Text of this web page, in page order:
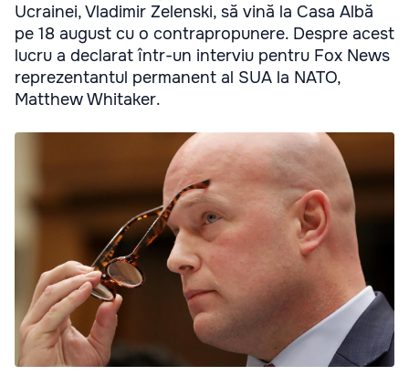
Ucrainei, Vladimir Zelenski, să vină la Casa Albă
pe 18 august cu o contrapropunere. Despre acest
lucru a declarat într-un interviu pentru Fox News
reprezentantul permanent al SUA la NATO,
Matthew Whitaker.